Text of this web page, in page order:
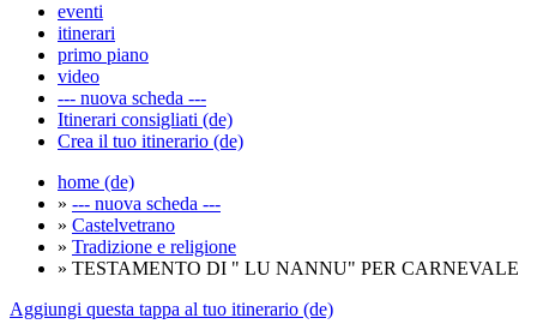
eventi
itinerari
primo piano
video
--- nuova scheda ---
Itinerari consigliati (de)
Crea il tuo itinerario (de)
home (de)
» --- nuova scheda ---
» Castelvetrano
» Tradizione e religione
» TESTAMENTO DI " LU NANNU" PER CARNEVALE
Aggiungi questa tappa al tuo itinerario (de)